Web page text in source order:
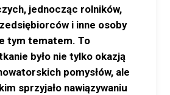
jednocząc rolników,
i inne osoby
tym tematem. To
było nie tylko okazją
pomysłów, ale
sprzyjało nawiązywaniu